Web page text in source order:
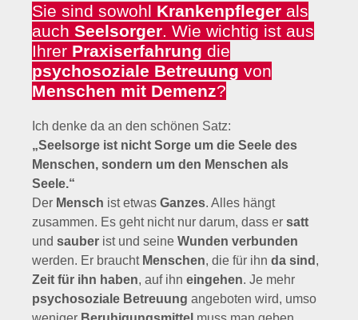
Sie sind sowohl Krankenpfleger als
auch Seelsorger. Wie wichtig ist aus
Ihrer Praxiserfahrung die
psychosoziale Betreuung von
Menschen mit Demenz?
Ich denke da an den schönen Satz:
„Seelsorge ist nicht Sorge um die Seele des
Menschen, sondern um den Menschen als
Seele.“
Der Mensch ist etwas Ganzes. Alles hängt
zusammen. Es geht nicht nur darum, dass er satt
und sauber ist und seine Wunden verbunden
werden. Er braucht Menschen, die für ihn da sind ,
Zeit für ihn haben, auf ihn eingehen. Je mehr
psychosoziale Betreuung angeboten wird, umso